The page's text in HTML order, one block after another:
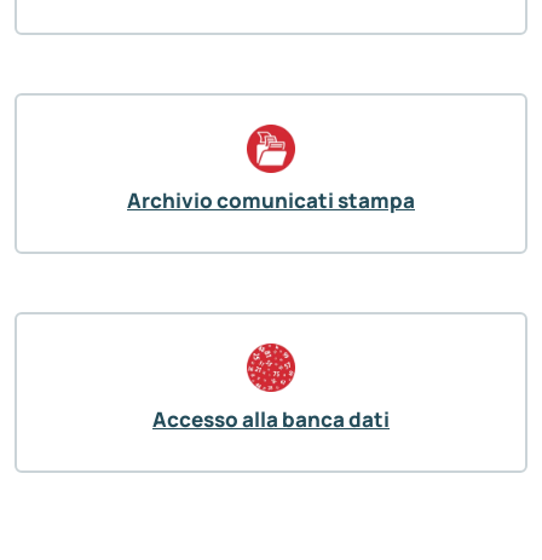
Archivio comunicati stampa
Accesso alla banca dati